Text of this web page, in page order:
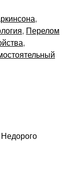
,
, Перелом
,
Недорого